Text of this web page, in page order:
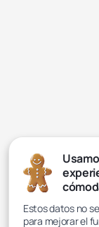
Estos datos no
para mejorar el